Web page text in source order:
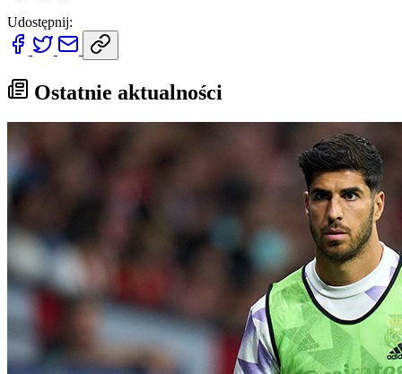
Udostępnij:
Ostatnie aktualności